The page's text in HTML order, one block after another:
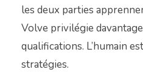
les deux parties
Volve privilégie
qualifications. L’humain
stratégies.